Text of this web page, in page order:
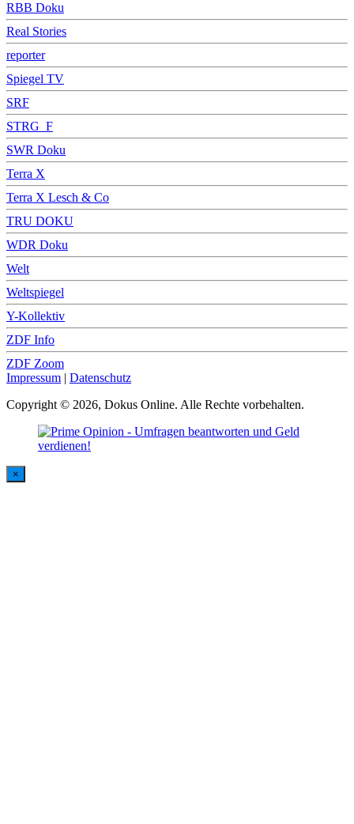
RBB Doku
Real Stories
reporter
Spiegel TV
SRF
STRG_F
SWR Doku
Terra X
Terra X Lesch & Co
TRU DOKU
WDR Doku
Welt
Weltspiegel
Y-Kollektiv
ZDF Info
ZDF Zoom
Impressum | Datenschutz
Copyright © 2026, Dokus Online. Alle Rechte vorbehalten.
×